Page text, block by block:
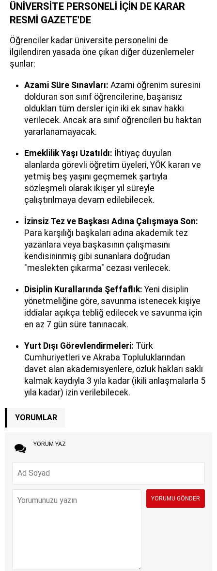
ÜNİVERSİTE PERSONELİ İÇİN DE KARAR
RESMİ GAZETE'DE
Öğrenciler kadar üniversite personelini de
ilgilendiren yasada öne çıkan diğer düzenlemeler
şunlar:
Azami Süre Sınavları: Azami öğrenim süresini
dolduran son sınıf öğrencilerine, başarısız
oldukları tüm dersler için iki ek sınav hakkı
verilecek. Ancak ara sınıf öğrencileri bu haktan
yararlanamayacak.
Emeklilik Yaşı Uzatıldı: İhtiyaç duyulan
alanlarda görevli öğretim üyeleri, YÖK kararı ve
yetmiş beş yaşını geçmemek şartıyla
sözleşmeli olarak ikişer yıl süreyle
çalıştırılmaya devam edilebilecek.
İzinsiz Tez ve Başkası Adına Çalışmaya Son:
Para karşılığı başkaları adına akademik tez
yazanlara veya başkasının çalışmasını
kendisininmiş gibi sunanlara doğrudan
"meslekten çıkarma" cezası verilecek.
Disiplin Kurallarında Şeffaflık: Yeni disiplin
yönetmeliğine göre, savunma istenecek kişiye
iddialar açıkça tebliğ edilecek ve savunma için
en az 7 gün süre tanınacak.
Yurt Dışı Görevlendirmeleri: Türk
Cumhuriyetleri ve Akraba Topluluklarından
davet alan akademisyenlere, özlük hakları saklı
kalmak kaydıyla 3 yıla kadar (ikili anlaşmalarla 5
yıla kadar) izin verilebilecek.
YORUMLAR
YORUM YAZ